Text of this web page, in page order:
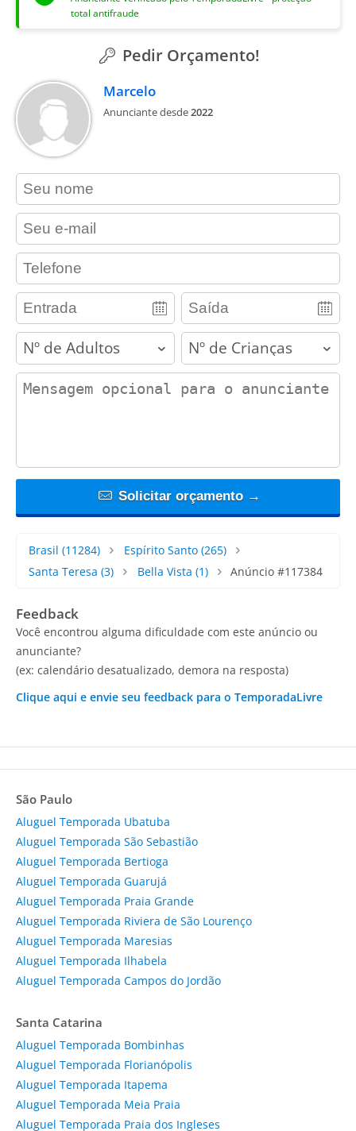
total antifraude
Pedir Orçamento!
Marcelo
Anunciante desde2022
contact_name
contact_email
contact_phone
adults children
contact_message
Solicitar orçamento →
Brasil (11284) Espírito Santo(265)
Santa Teresa (3) Bella Vista (1) Anúncio #117384
Feedback
Você encontrou alguma dificuldade com este anúncio ou
anunciante?
(ex: calendário desatualizado, demora na resposta)
Clique aqui e envie seu feedback para o TemporadaLivre
São Paulo
Aluguel Temporada Ubatuba
Aluguel Temporada São Sebastião
Aluguel Temporada Bertioga
Aluguel Temporada Guarujá
Aluguel Temporada Praia Grande
Aluguel Temporada Riviera de São Lourenço
Aluguel Temporada Maresias
Aluguel Temporada Ilhabela
Aluguel Temporada Campos do Jordão
Santa Catarina
Aluguel Temporada Bombinhas
Aluguel Temporada Florianópolis
Aluguel Temporada Itapema
Aluguel Temporada Meia Praia
Aluguel Temporada Praia dos Ingleses